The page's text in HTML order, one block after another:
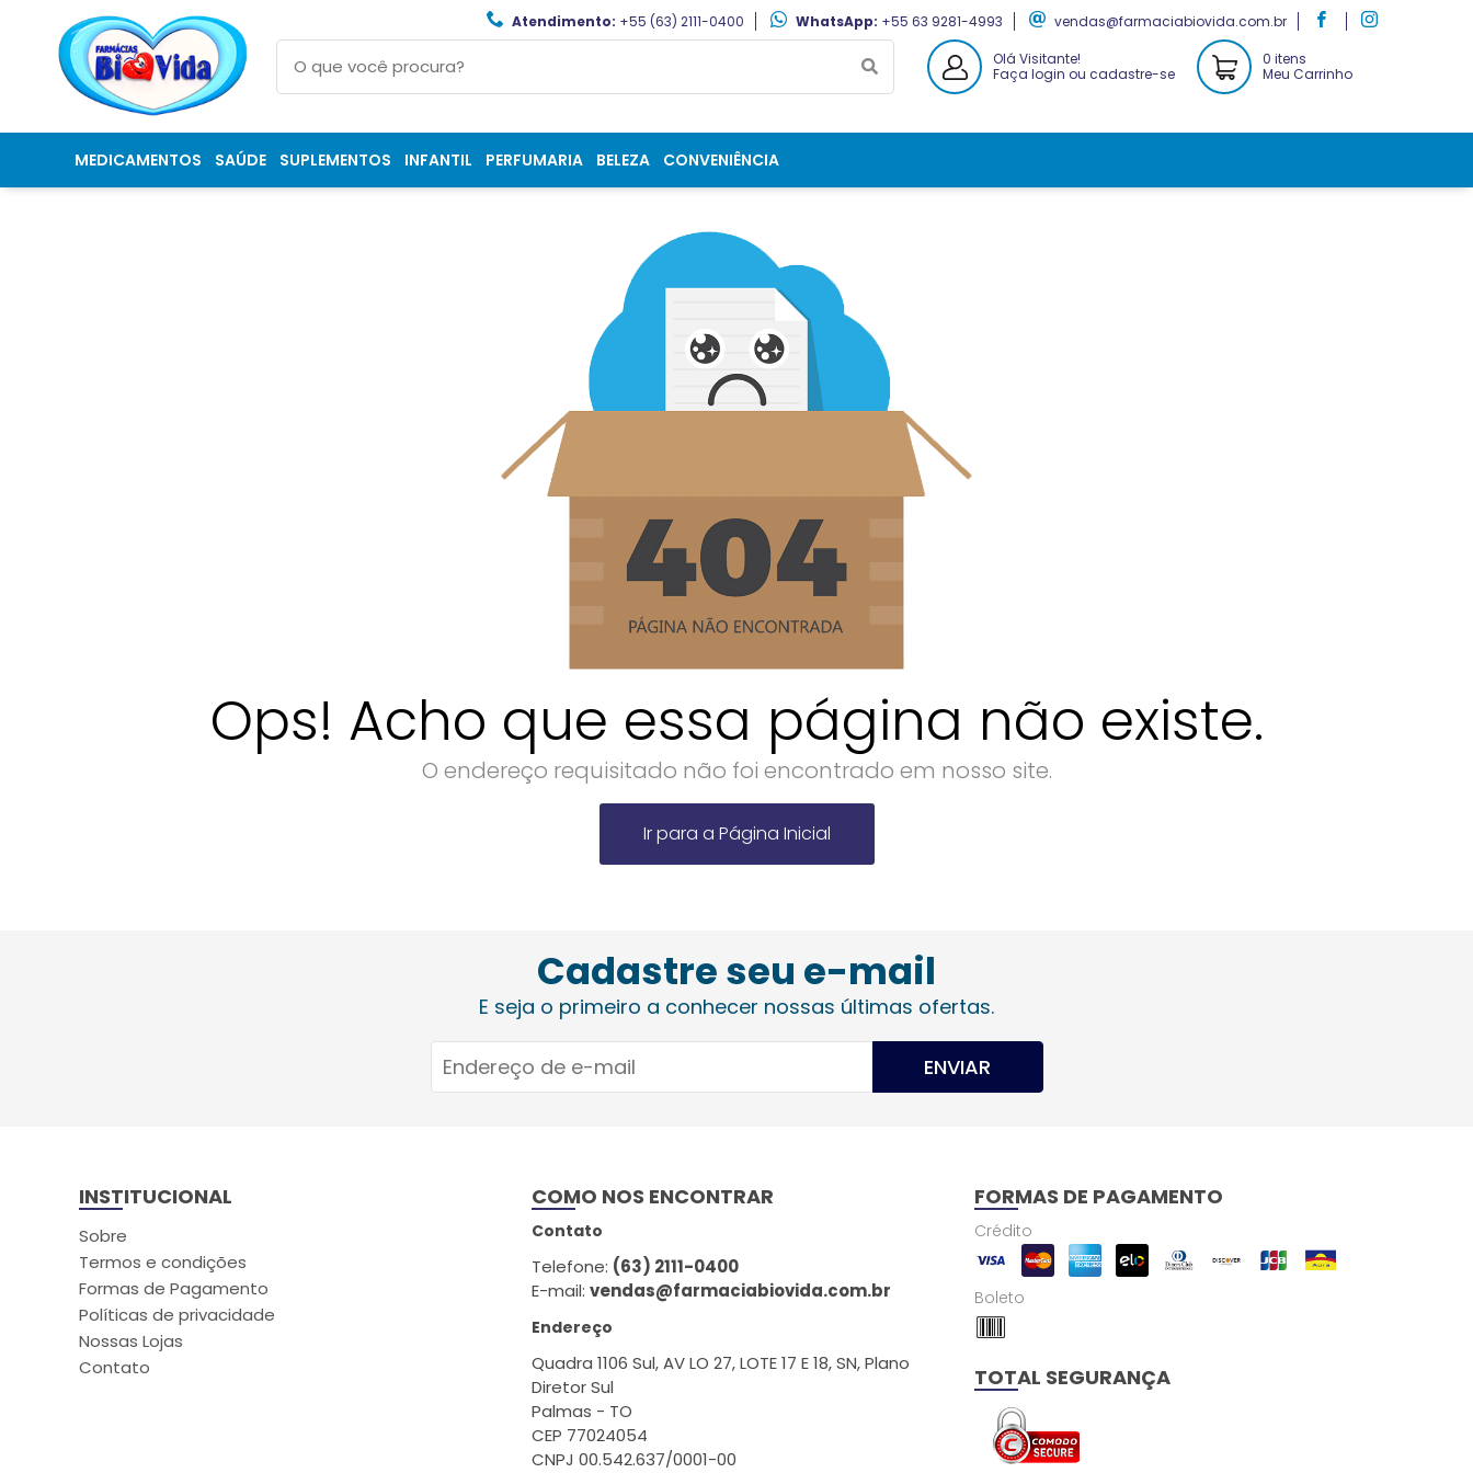
Atendimento: +55 (63) 2111-0400 WhatsApp: +55 63 9281-4993
vendas@farmaciabiovida.com.br
Olá Visitante!
Faça login ou cadastre-se
0 itens
Meu Carrinho
MEDICAMENTOS SAÚDE SUPLEMENTOS INFANTIL PERFUMARIA BELEZA CONVENIÊNCIA
Ops! Acho que essa página não existe.
O endereço requisitado não foi encontrado em nosso site.
Ir para a Página Inicial
Cadastre seu e-mail
E seja o primeiro a conhecer nossas últimas ofertas.
ENVIAR
INSTITUCIONAL
Sobre
Termos e condições
Formas de Pagamento
Políticas de privacidade
Nossas Lojas
Contato
COMO NOS ENCONTRAR
Contato
Telefone: (63) 2111-0400
E-mail:vendas@farmaciabiovida.com.br
Endereço
Quadra 1106 Sul, AV LO 27, LOTE 17 E 18, SN, Plano
Diretor Sul
Palmas - TO
CEP 77024054
CNPJ 00.542.637/0001-00
FORMAS DE PAGAMENTO
Crédito
Boleto
TOTAL SEGURANÇA